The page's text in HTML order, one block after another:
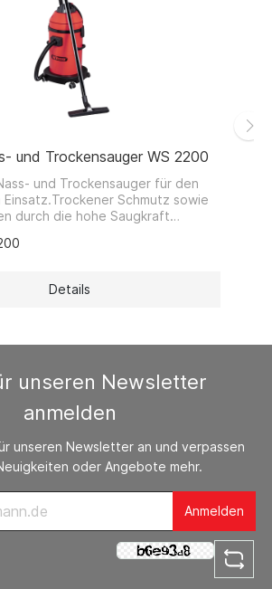
und Trockensauger WS 2200
und Trockensauger für den
Schmutz sowie
durch die hohe Saugkraft
können auch
Standard-
Details
unseren Newsletter
anmelden
unseren Newsletter an und verpassen
oder Angebote mehr.
Anmelden